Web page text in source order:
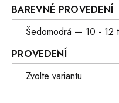
BAREVNÉ PROVEDENÍ
PROVEDENÍ